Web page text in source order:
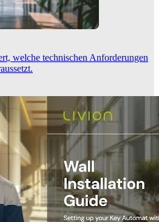
welche technischen Anforderungen